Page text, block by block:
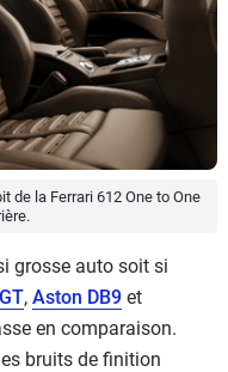
de la Ferrari 612 One to One
grosse auto soit si
, Aston DB9 et
en comparaison.
bruits de finition